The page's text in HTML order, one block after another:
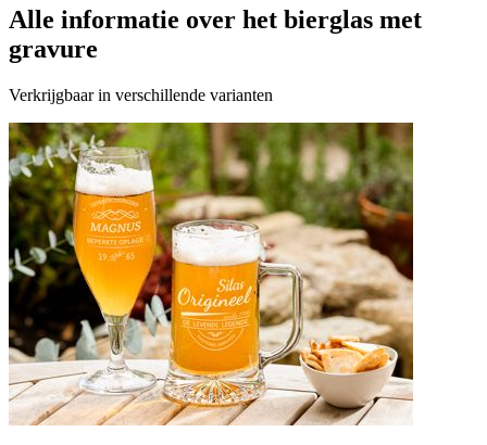
Alle informatie over het bierglas met
gravure
Verkrijgbaar in verschillende varianten